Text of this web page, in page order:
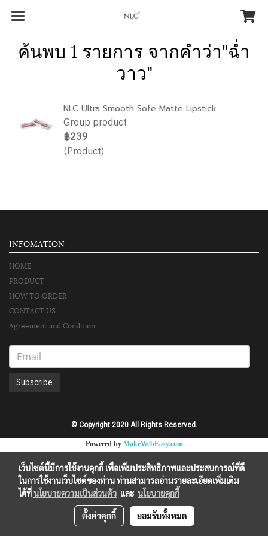
ค้นพบ 1 รายการ จากคำว่า"ฉ่ำ
วาว"
NLC Ultra Smooth Sofe Matte Lipstick
Group product
฿239
(Product)
INFOMATION
HOME
PRODUCT
HOW TO ORDER
CONTACT US
Agreement and Condition
Subscribe
© Copyright 2020 All Rights Reserved.
Powered by MakeWebEasy.com
เว็บไซต์นี้มีการใช้งานคุกกี้ เพื่อเพิ่มประสิทธิภาพและประสบการณ์ที่ดี
ในการใช้งานเว็บไซต์ของท่าน ท่านสามารถอ่านรายละเอียดเพิ่มเติม
ได้ที่นโยบายความเป็นส่วนตัว และ นโยบายคุกกี้
ตั้งค่าคุกกี้ ยอมรับทั้งหมด